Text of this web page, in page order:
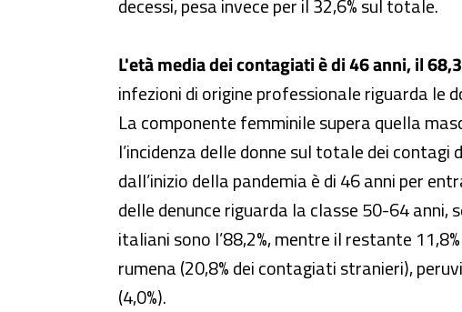
decessi, pesa invece per il 32,6% sul totale.
L'età media dei contagiati è di 46 anni, il
infezioni di origine professionale riguarda le
La componente femminile supera quella
l’incidenza delle donne sul totale dei contagi
dall’inizio della pandemia è di 46 anni per
delle denunce riguarda la classe 50-64 anni,
italiani sono l’88,2%, mentre il restante
rumena (20,8% dei contagiati stranieri),
(4,0%).